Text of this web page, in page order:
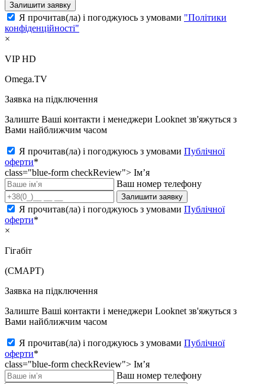
Залишити заявку
Я прочитав(ла) і погоджуюсь з умовами "Політики
конфіденційності"
×
VIP HD
Omega.TV
Заявка на підключення
Залиште Ваші контакти і менеджери Looknet зв'яжуться з
Вами найближчим часом
Я прочитав(ла) і погоджуюсь з умовами Публічної
оферти*
class="blue-form checkReview"> Ім’я
Ваш номер телефону
Залишити заявку
Я прочитав(ла) і погоджуюсь з умовами Публічної
оферти*
×
Гігабіт
(СМАРТ)
Заявка на підключення
Залиште Ваші контакти і менеджери Looknet зв'яжуться з
Вами найближчим часом
Я прочитав(ла) і погоджуюсь з умовами Публічної
оферти*
class="blue-form checkReview"> Ім’я
Ваш номер телефону